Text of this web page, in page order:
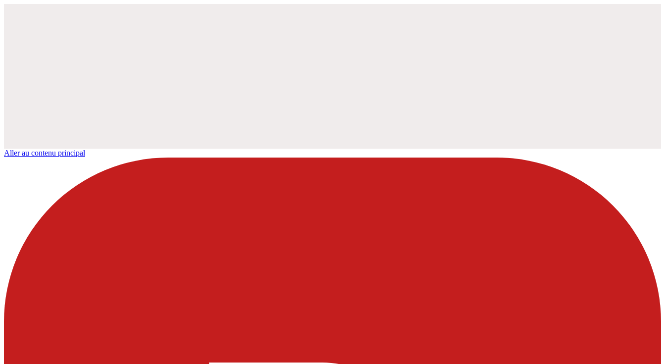
Aller au contenu principal